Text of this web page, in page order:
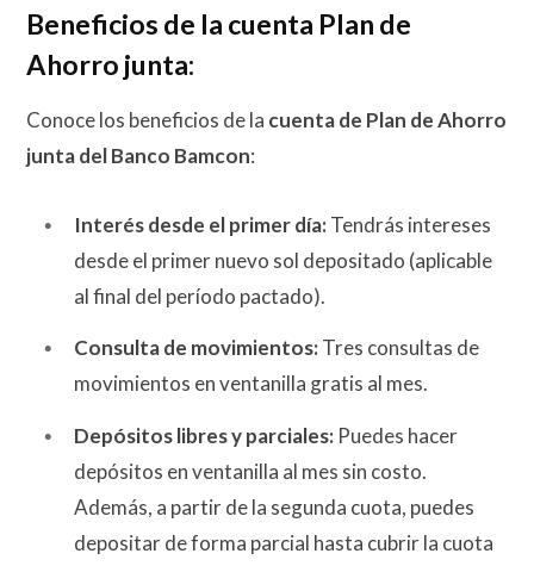
Beneficios de la cuenta Plan de
Ahorro junta:
Conoce los beneficios de la cuenta de Plan de Ahorro
junta del Banco Bamcon:
Interés desde el primer día:Tendrás intereses
desde el primer nuevo sol depositado (aplicable
al final del período pactado).
Consulta de movimientos:Tres consultas de
movimientos en ventanilla gratis al mes.
Depósitos libres y parciales: Puedes hacer
depósitos en ventanilla al mes sin costo.
Además, a partir de la segunda cuota, puedes
depositar de forma parcial hasta cubrir la cuota